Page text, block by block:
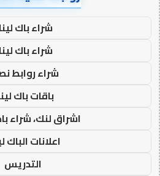
شراء باك
شراء باك
شراء روابط
باقات باك
اشراق لنك، شراء
اعلانات الباك
التدريس